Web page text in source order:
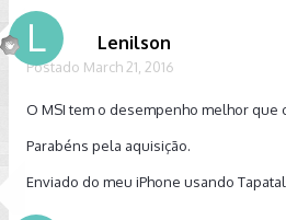
Lenilson
Postado March 21, 2016
O MSI tem o desempenho melhor que
Parabéns pela aquisição.
Enviado do meu iPhone usando